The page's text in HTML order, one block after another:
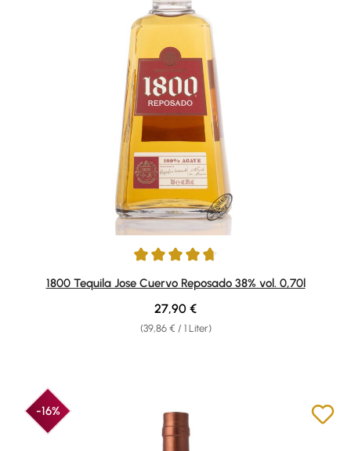
Durchschnittliche Bewertung von 4.79 von 5 Sternen
1800 Tequila Jose Cuervo Reposado 38% vol. 0,70l
(39,86 € / 1 Liter)
Regulärer Preis:
27,90 €
-16%